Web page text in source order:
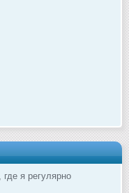
я регулярно